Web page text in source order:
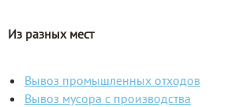
Из разных мест
Вывоз промышленных отходов
Вывоз мусора с производства